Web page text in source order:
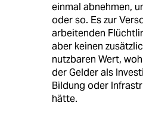
einmal abnehmen,
oder so. Es zur
arbeitenden
aber keinen
nutzbaren Wert,
der Gelder als
Bildung oder
hätte.